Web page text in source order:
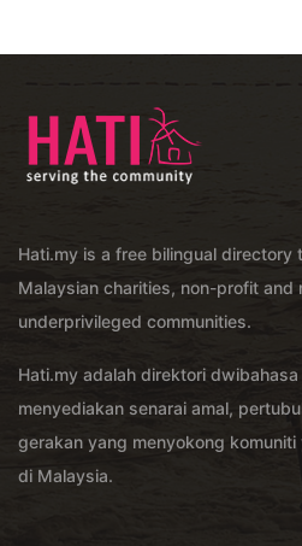
Hati.my is a free bilingual
Malaysian charities, non-profit and
underprivileged communities.
Hati.my adalah direktori
menyediakan senarai amal,
gerakan yang menyokong
di Malaysia.